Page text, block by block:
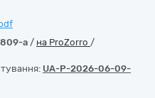
a / на ProZorro /
UA-P-2026-06-09-